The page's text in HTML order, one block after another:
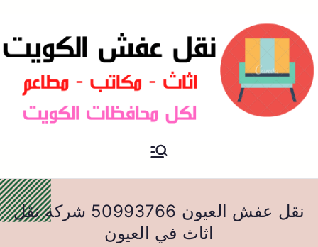
نقل عفش الكويت
نقل عفش العيون 50993766 شركة نقل
اثاث في العيون